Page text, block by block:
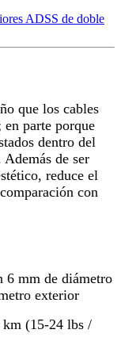
ADSS de doble
que los cables
en parte porque
dentro del
de ser
reduce el
con
6 mm de diámetro
exterior
(15-24 lbs /